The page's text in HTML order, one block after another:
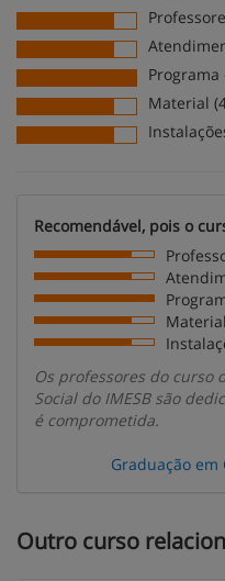
Programa
Material
Recomendável, pois o
Material
Os professores do curso
Social do IMESB são
é comprometida.
Graduação em
Outro curso